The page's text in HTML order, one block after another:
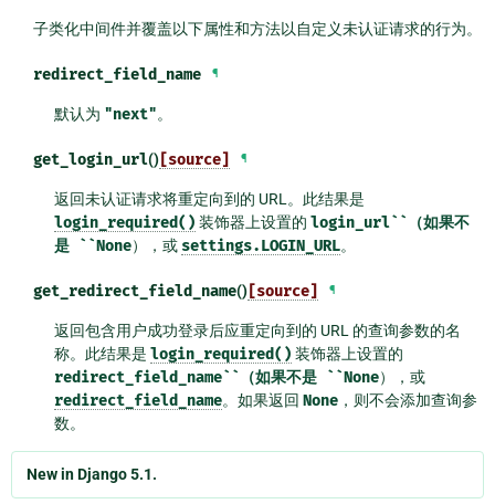
子类化中间件并覆盖以下属性和方法以自定义未认证请求的行为。
redirect_field_name ¶
默认为 "next"。
get_login_url()[source] ¶
返回未认证请求将重定向到的 URL。此结果是
login_required() 装饰器上设置的login_url``（如果不
是 ``None），或 settings.LOGIN_URL。
get_redirect_field_name()[source] ¶
返回包含用户成功登录后应重定向到的 URL 的查询参数的名
称。此结果是login_required() 装饰器上设置的
redirect_field_name``（如果不是 ``None），或
redirect_field_name。如果返回None ，则不会添加查询参
数。
New in Django 5.1.